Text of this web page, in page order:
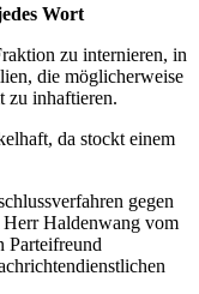
Wort
zu internieren, in
die möglicherweise
zu inhaftieren.
da stockt einem
gegen
Haldenwang vom
Parteifreund